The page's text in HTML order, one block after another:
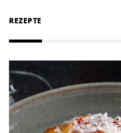
REZEPTE